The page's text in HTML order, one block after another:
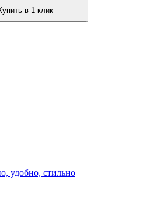
в 1 клик
удобно, стильно